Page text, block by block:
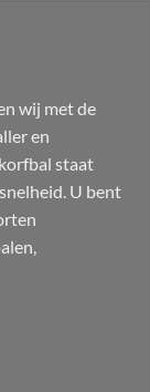
wij met de
en
staat
U bent